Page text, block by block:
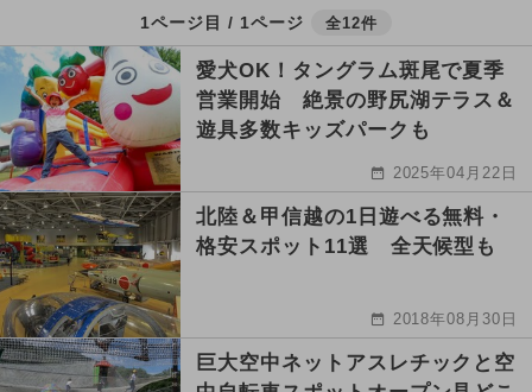
1ページ目 / 1ページ 全12件
愛犬OK！タングラム斑尾で夏季
営業開始 絶景の野尻湖テラス＆
遊具多数キッズパークも
2025年04月22日
北陸＆甲信越の1日遊べる無料・
格安スポット11選 全天候型も
2018年08月30日
巨大空中ネットアスレチックと空